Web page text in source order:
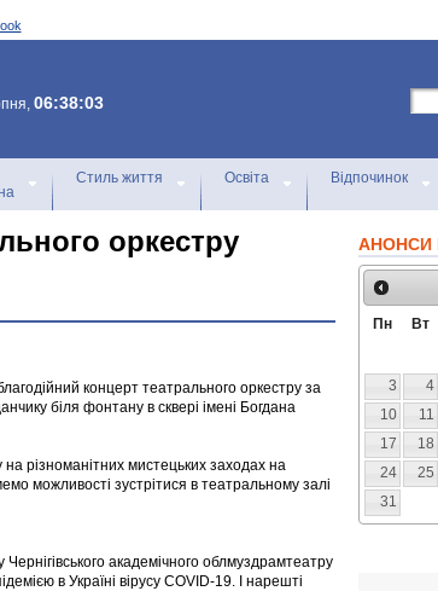
06:38:03
Стиль життя Освіта Відпочинок
оркестру
концерт театрального оркестру за
біля фонтану в сквері імені Богдана
різноманітних мистецьких заходах на
можливості зустрітися в театральному залі
академічного облмуздрамтеатру
в Україні вірусу COVID-19. І нарешті
АНОНСИ
Пн Вт
3
4
10
11
17
18
24
25
31